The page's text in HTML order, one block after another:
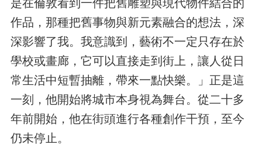
作品，那種把舊事物與新元素融合的想法，深
深影響了我。我意識到，藝術不一定只存在於
學校或畫廊，它可以直接走到街上，讓人從日
常生活中短暫抽離，帶來一點快樂。」正是這
一刻，他開始將城市本身視為舞台。從二十多
年前開始，他在街頭進行各種創作干預，至今
仍未停止。